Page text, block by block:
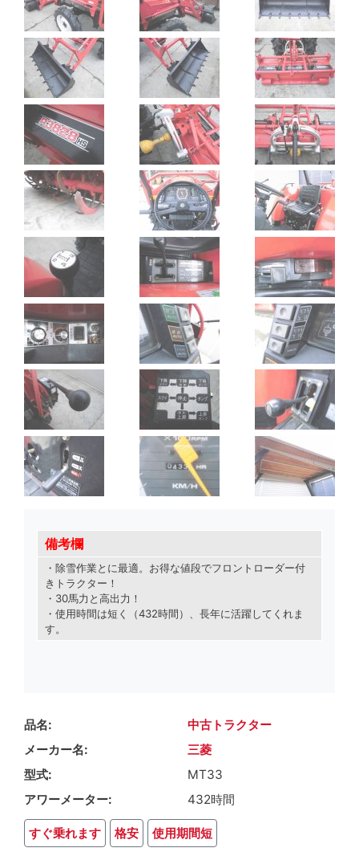
備考欄
・除雪作業とに最適。お得な値段でフロントローダー付
きトラクター！
・30馬力と高出力！
・使用時間は短く（432時間）、長年に活躍してくれま
す。
品名
中古トラクター
メーカー名
三菱
型式
MT33
アワーメーター
432時間
すぐ乗れます 格安 使用期間短